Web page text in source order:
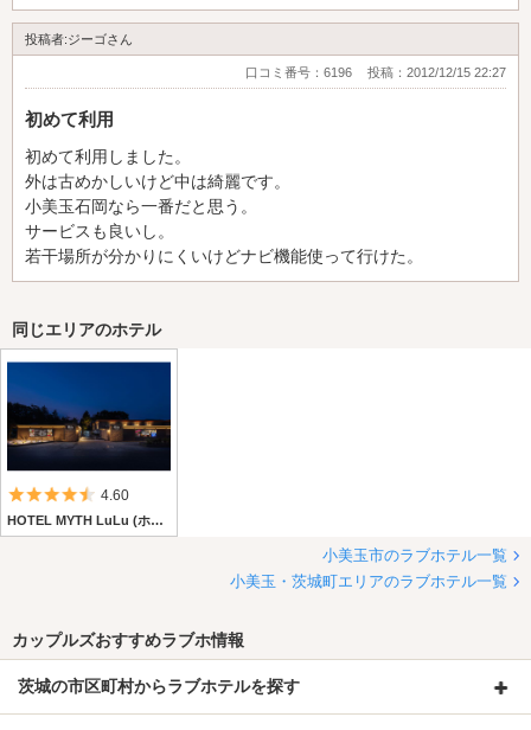
投稿者:ジーゴさん
口コミ番号：6196 投稿：2012/12/15 22:27
初めて利用
初めて利用しました。
外は古めかしいけど中は綺麗です。
小美玉石岡なら一番だと思う。
サービスも良いし。
若干場所が分かりにくいけどナビ機能使って行けた。
同じエリアのホテル
5つ星のうち4.5
4.60
HOTEL MYTH LuLu (ホテル マイス ルル)
小美玉市のラブホテル一覧
小美玉・茨城町エリアのラブホテル一覧
カップルズおすすめラブホ情報
茨城の市区町村からラブホテルを探す